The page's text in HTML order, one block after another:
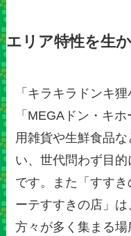
エリア特性を生
「キラキラドンキ
「MEGAドン・キ
用雑貨や生鮮食品
い、世代問わず目
です。また「すす
ーテすすきの店」
方々が多く集まる